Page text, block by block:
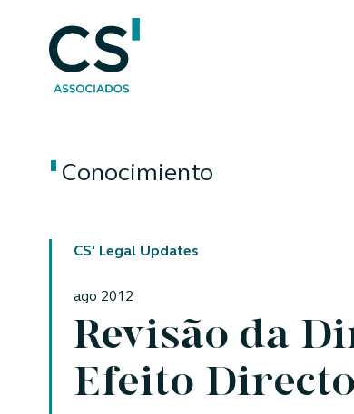
Conocimiento
CS' Legal Updates
ago 2012
Revisão da
Efeito